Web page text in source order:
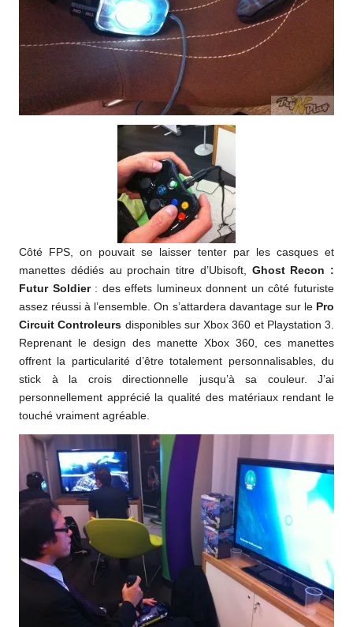
Côté FPS, on pouvait se laisser tenter par les casques et
manettes dédiés au prochain titre d’Ubisoft, Ghost Recon :
Futur Soldier: des effets lumineux donnent un côté futuriste
assez réussi à l’ensemble. On s’attardera davantage sur le Pro
Circuit Controleurs disponibles sur Xbox 360 et Playstation 3.
Reprenant le design des manette Xbox 360, ces manettes
offrent la particularité d’être totalement personnalisables, du
stick à la crois directionnelle jusqu’à sa couleur. J’ai
personnellement apprécié la qualité des matériaux rendant le
touché vraiment agréable.